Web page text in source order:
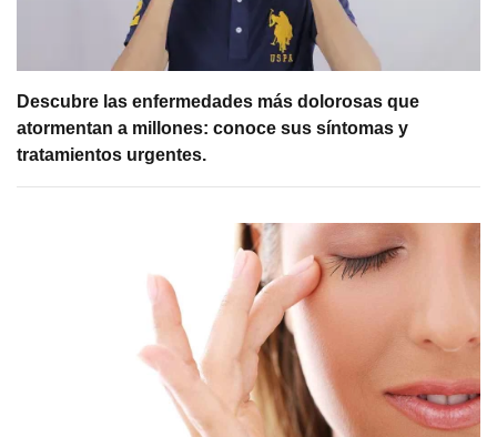
Descubre las enfermedades más dolorosas que
atormentan a millones: conoce sus síntomas y
tratamientos urgentes.